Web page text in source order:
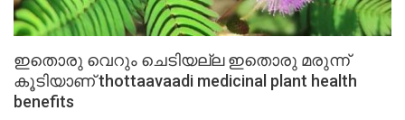
ഇതൊരു വെറും ചെടിയല്ല ഇതൊരു മരുന്ന്
കൂടിയാണ് thottaavaadi medicinal plant health
benefits